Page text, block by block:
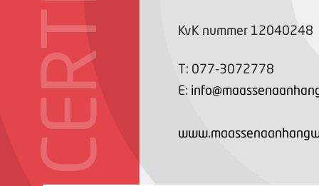
KvK nummer 12040248
T: 077-3072778
E: